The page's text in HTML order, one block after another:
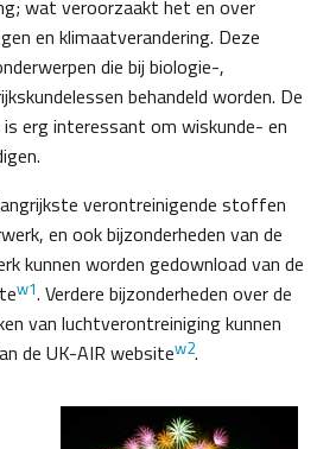
wat veroorzaakt het en over
en klimaatverandering. Deze
die bij biologie-,
behandeld worden. De
erg interessant om wiskunde- en
verontreinigende stoffen
en ook bijzonderheden van de
kunnen worden gedownload van de
w1. Verdere bijzonderheden over de
van luchtverontreiniging kunnen
de UK-AIR websitew2.